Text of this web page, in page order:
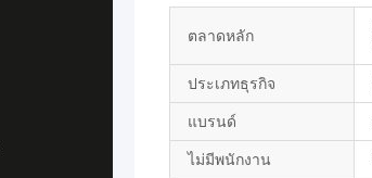
ตลาดหลัก
ประเภทธุรกิจ
แบรนด์
ไม่มีพนักงาน